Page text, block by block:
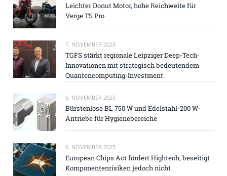
Leichter Donut Motor, hohe Reichweite für
Verge TS Pro
7. NOVEMBER 2025
TGFS stärkt regionale Leipziger Deep-Tech-
Innovationen mit strategisch bedeutendem
Quantencomputing-Investment
6. NOVEMBER 2025
Bürstenlose BL 750 W und Edelstahl-200 W-
Antriebe für Hygienebereiche
6. NOVEMBER 2025
European Chips Act fördert Hightech, beseitigt
Komponentenrisiken jedoch nicht